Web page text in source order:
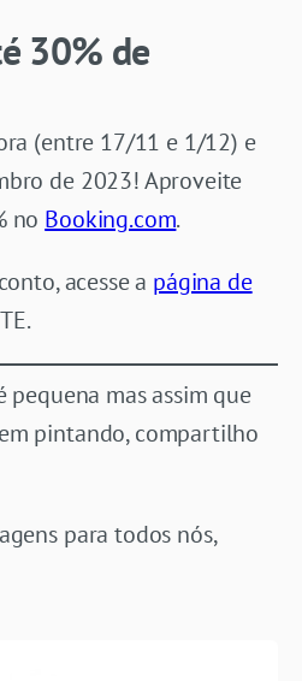
30% de
(entre 17/11 e 1/12) e
de 2023! Aproveite
no Booking.com.
acesse a página de
mas assim que
pintando, compartilho
para todos nós,